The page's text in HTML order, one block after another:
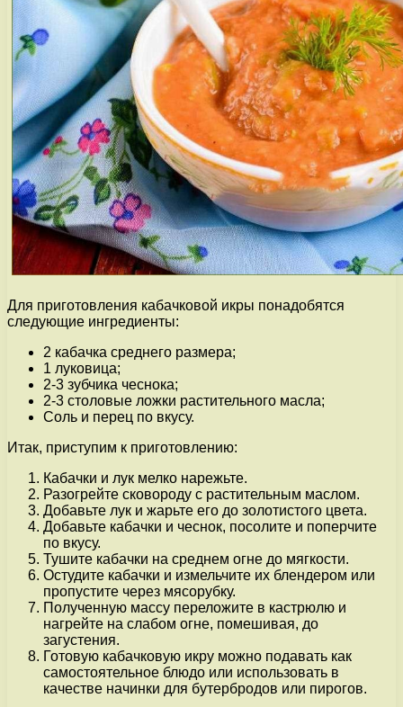
Для приготовления кабачковой икры понадобятся
следующие ингредиенты:
2 кабачка среднего размера;
1 луковица;
2-3 зубчика чеснока;
2-3 столовые ложки растительного масла;
Соль и перец по вкусу.
Итак, приступим к приготовлению:
Кабачки и лук мелко нарежьте.
Разогрейте сковороду с растительным маслом.
Добавьте лук и жарьте его до золотистого цвета.
Добавьте кабачки и чеснок, посолите и поперчите
по вкусу.
Тушите кабачки на среднем огне до мягкости.
Остудите кабачки и измельчите их блендером или
пропустите через мясорубку.
Полученную массу переложите в кастрюлю и
нагрейте на слабом огне, помешивая, до
загустения.
Готовую кабачковую икру можно подавать как
самостоятельное блюдо или использовать в
качестве начинки для бутербродов или пирогов.